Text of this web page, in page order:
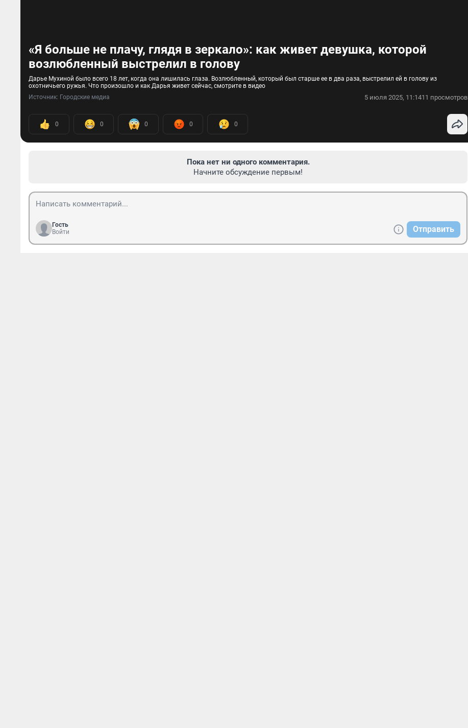
«Я больше не плачу, глядя в зеркало»: как живет девушка, которой
возлюбленный выстрелил в голову
Дарье Мухиной было всего 18 лет, когда она лишилась глаза. Возлюбленный, который был старше ее в два раза, выстрелил ей в голову из
охотничьего ружья. Что произошло и как Дарья живет сейчас, смотрите в видео
Источник: Городские медиа 5 июля 2025, 11:1411 просмотров
0 0 0 0 0
Пока нет ни одного комментария.
Начните обсуждение первым!
Гость
Войти
Отправить